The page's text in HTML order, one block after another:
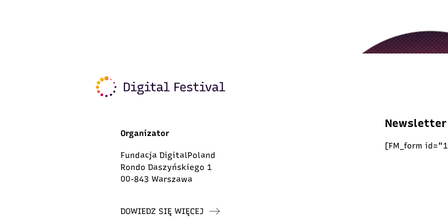
Organizator
Fundacja DigitalPoland
Rondo Daszyńskiego 1
00-843 Warszawa
DOWIEDZ SIĘ WIĘCEJ
Newsletter
[FM_form